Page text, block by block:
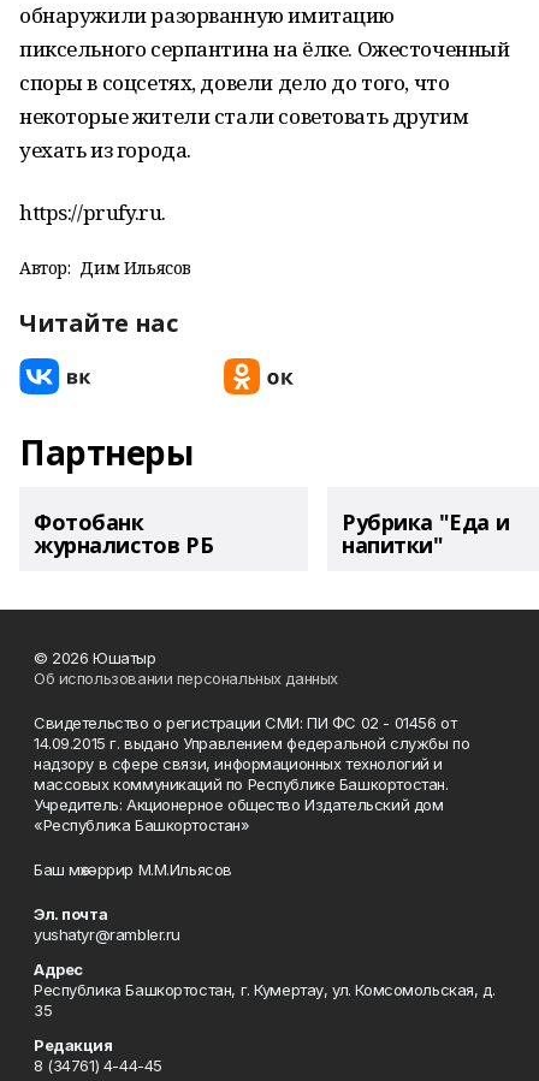
обнаружили разорванную имитацию
пиксельного серпантина на ёлке. Ожесточенный
споры в соцсетях, довели дело до того, что
некоторые жители стали советовать другим
уехать из города.
https://prufy.ru.
Автор: Дим Ильясов
Читайте нас
Партнеры
Фотобанк
журналистов РБ
Рубрика "Еда и
напитки"
© 2026 Юшатыр
Об использовании персональных данных
Свидетельство о регистрации СМИ: ПИ ФС 02 - 01456 от
14.09.2015 г. выдано Управлением федеральной службы по
надзору в сфере связи, информационных технологий и
массовых коммуникаций по Республике Башкортостан.
Учредитель: Акционерное общество Издательский дом
«Республика Башкортостан»
Баш мөхәррир М.М.Ильясов
Эл. почта
yushatyr@rambler.ru
Адрес
Республика Башкортостан, г. Кумертау, ул. Комсомольская, д.
35
Редакция
8 (34761) 4-44-45